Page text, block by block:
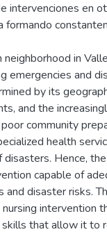
intervenciones en
formando
in
emergencies and
by its
and the
community
health
Hence,
capable of
and disaster risks.
intervention
that allow it to